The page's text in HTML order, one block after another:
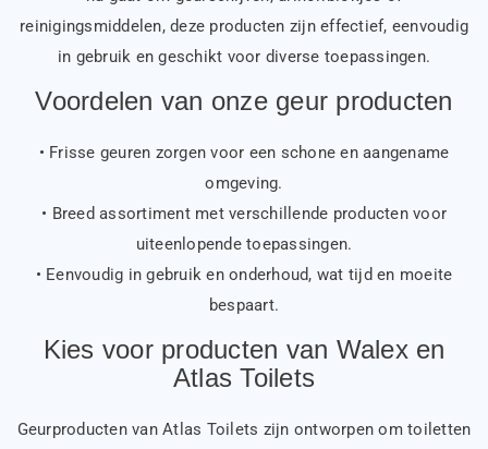
reinigingsmiddelen, deze producten zijn effectief, eenvoudig
in gebruik en geschikt voor diverse toepassingen.
Voordelen van onze geur producten
• Frisse geuren zorgen voor een schone en aangename
omgeving.
• Breed assortiment met verschillende producten voor
uiteenlopende toepassingen.
• Eenvoudig in gebruik en onderhoud, wat tijd en moeite
bespaart.
Kies voor producten van Walex en
Atlas Toilets
Geurproducten van Atlas Toilets zijn ontworpen om toiletten